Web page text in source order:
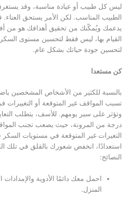
ليس كل طبيب أو عيادة مناسبة، وقد
الطبيب المناسب. لكن الأمر يستحق
يدعمك ويُمكّنك من تحقيق أهدافك هو من
القيام بها، ليس فقط لتحسين مستوى
لتحسين جودة حياتك بشكل عام.
كن مستعدا
بالنسبة للكثير من الأشخاص المشخصين
تسبب المواقف غير المتوقعة أو التغييرات
وتؤثر على سير يومهم. للأسف، يتطلب
درجة من المرونة، حيث يصعب تجنب
التغيرات غير المتوقعة في مستويات السكر
استعدادًا، انخفض شعورك بالقلق في تلك
النصائح:
احمل معك دائمًا الأدوية والإمدادات
المنزل.